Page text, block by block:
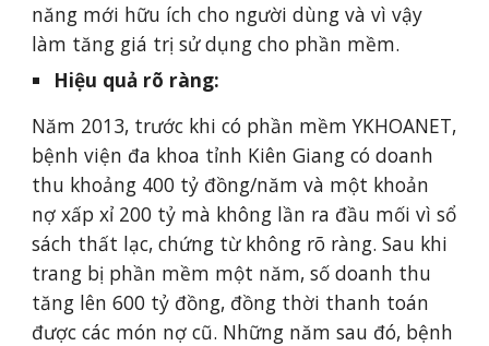
năng mới hữu ích cho người dùng và vì vậy
làm tăng giá trị sử dụng cho phần mềm.
Hiệu quả rõ ràng:
Năm 2013, trước khi có phần mềm YKHOANET,
bệnh viện đa khoa tỉnh Kiên Giang có doanh
thu khoảng 400 tỷ đồng/năm và một khoản
nợ xấp xỉ 200 tỷ mà không lần ra đầu mối vì sổ
sách thất lạc, chứng từ không rõ ràng. Sau khi
trang bị phần mềm một năm, số doanh thu
tăng lên 600 tỷ đồng, đồng thời thanh toán
được các món nợ cũ. Những năm sau đó, bệnh